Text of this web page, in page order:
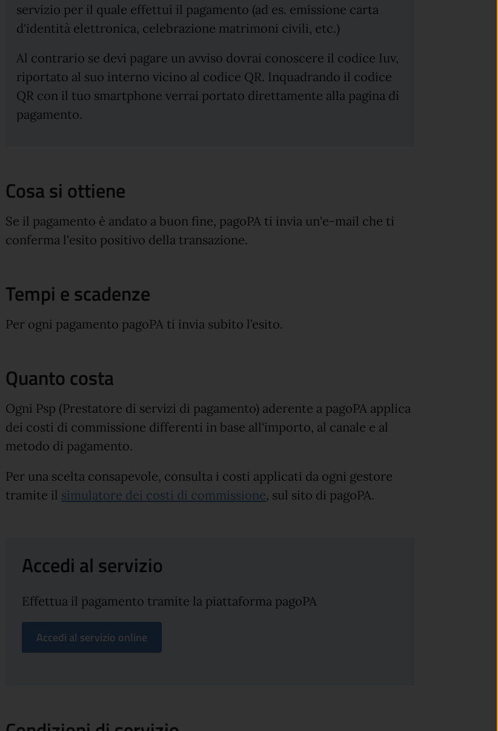
servizio per il quale effettui il pagamento (ad es. emissione carta
d'identità elettronica, celebrazione matrimoni civili, etc.)
Al contrario se devi pagare un avviso dovrai conoscere il codice Iuv,
riportato al suo interno vicino al codice QR. Inquadrando il codice
QR con il tuo smartphone verrai portato direttamente alla pagina di
pagamento.
Cosa si ottiene
Se il pagamento è andato a buon fine, pagoPA ti invia un'e-mail che ti
conferma l'esito positivo della transazione.
Tempi e scadenze
Per ogni pagamento pagoPA ti invia subito l’esito.
Quanto costa
Ogni Psp (Prestatore di servizi di pagamento) aderente a pagoPA applica
dei costi di commissione differenti in base all'importo, al canale e al
metodo di pagamento.
Per una scelta consapevole, consulta i costi applicati da ogni gestore
tramite il simulatore dei costi di commissione, sul sito di pagoPA.
Accedi al servizio
Effettua il pagamento tramite la piattaforma pagoPA
Accedi al servizio online